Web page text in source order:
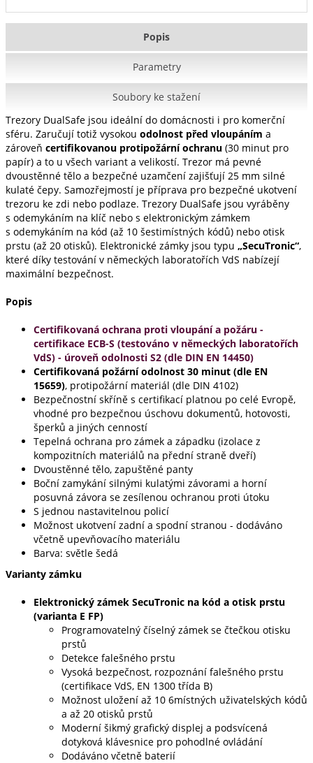
Popis
Parametry
Soubory ke stažení
Trezory DualSafe jsou ideální do domácnosti i pro komerční
sféru. Zaručují totiž vysokou odolnost před vloupáním a
zároveň certifikovanou protipožární ochranu (30 minut pro
papír) a to u všech variant a velikostí. Trezor má pevné
dvoustěnné tělo a bezpečné uzamčení zajišťují 25 mm silné
kulaté čepy. Samozřejmostí je příprava pro bezpečné ukotvení
trezoru ke zdi nebo podlaze. Trezory DualSafe jsou vyráběny
s odemykáním na klíč nebo s elektronickým zámkem
s odemykáním na kód (až 10 šestimístných kódů) nebo otisk
prstu (až 20 otisků). Elektronické zámky jsou typu „SecuTronic“,
které díky testování v německých laboratořích VdS nabízejí
maximální bezpečnost.
Popis
Certifikovaná ochrana proti vloupání a požáru -
certifikace ECB-S (testováno v německých laboratořích
VdS) - úroveň odolnosti S2 (dle DIN EN 14450)
Certifikovaná požární odolnost 30 minut (dle EN
15659), protipožární materiál (dle DIN 4102)
Bezpečnostní skříně s certifikací platnou po celé Evropě,
vhodné pro bezpečnou úschovu dokumentů, hotovosti,
šperků a jiných cenností
Tepelná ochrana pro zámek a západku (izolace z
kompozitních materiálů na přední straně dveří)
Dvoustěnné tělo, zapuštěné panty
Boční zamykání silnými kulatými závorami a horní
posuvná závora se zesílenou ochranou proti útoku
S jednou nastavitelnou policí
Možnost ukotvení zadní a spodní stranou - dodáváno
včetně upevňovacího materiálu
Barva: světle šedá
Varianty zámku
Elektronický zámek SecuTronic na kód a otisk prstu
(varianta E FP)
Programovatelný číselný zámek se čtečkou otisku
prstů
Detekce falešného prstu
Vysoká bezpečnost, rozpoznání falešného prstu
(certifikace VdS, EN 1300 třída B)
Možnost uložení až 10 6místných uživatelských kódů
a až 20 otisků prstů
Moderní šikmý grafický displej a podsvícená
dotyková klávesnice pro pohodlné ovládání
Dodáváno včetně baterií